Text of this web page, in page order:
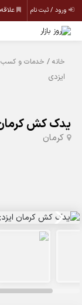
ورود / ثبت نام
خانه / خدمات و کسب
ایزدی
یدک کش
کرمان